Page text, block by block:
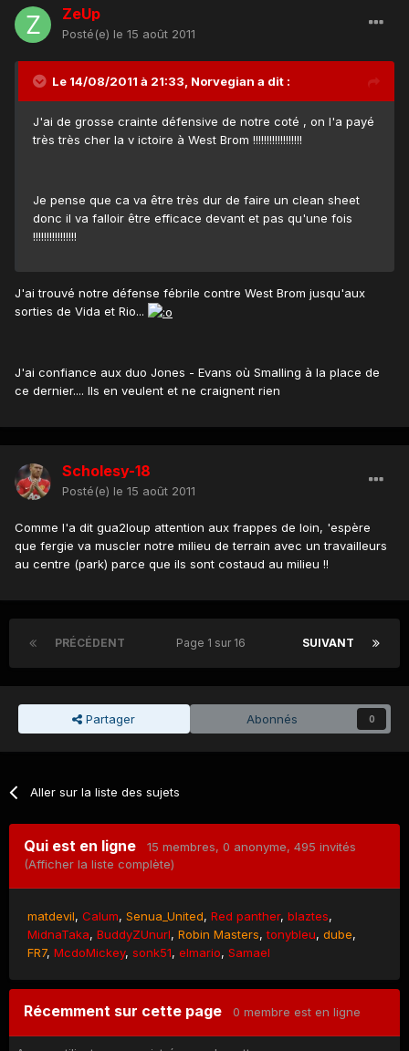
ZeUp
Posté(e) le 15 août 2011
Le 14/08/2011 à 21:33, Norvegian a dit :
J'ai de grosse crainte défensive de notre coté , on l'a payé
très très cher la v ictoire à West Brom !!!!!!!!!!!!!!!!!!
Je pense que ca va être très dur de faire un clean sheet
donc il va falloir être efficace devant et pas qu'une fois
!!!!!!!!!!!!!!!!
J'ai trouvé notre défense fébrile contre West Brom jusqu'aux
sorties de Vida et Rio...
J'ai confiance aux duo Jones - Evans où Smalling à la place de
ce dernier.... Ils en veulent et ne craignent rien
Scholesy-18
Posté(e) le 15 août 2011
Comme l'a dit gua2loup attention aux frappes de loin, 'espère
que fergie va muscler notre milieu de terrain avec un travailleurs
au centre (park) parce que ils sont costaud au milieu !!
PRÉCÉDENT SUIVANT
Page 1 sur 16
Partager Abonnés 0
Aller sur la liste des sujets
Qui est en ligne 15 membres, 0 anonyme, 495 invités
(Afficher la liste complète)
matdevil Calum Senua_United Red panther blaztes
MidnaTaka BuddyZUnurl Robin Masters tonybleu dube
FR7 McdoMickey sonk51 elmario Samael
Récemment sur cette page 0 membre est en ligne